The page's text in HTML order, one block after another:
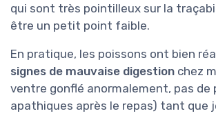
qui sont très pointilleux sur la
être un petit point faible.
En pratique, les poissons ont bien
signes de mauvaise digestion chez
ventre gonflé anormalement, pas de
apathiques après le repas) tant que